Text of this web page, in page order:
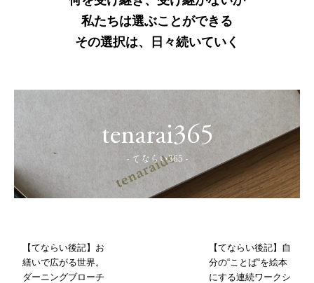
私たちは選ぶことができる
その選択は、日々続いていく
tenarai365
- てならい365 -
【てならい後記】お
繕いで広がる世界。
ダーニングブローチ
【てならい後記】自
分の“ことば“を絵本
にする連続ワークシ